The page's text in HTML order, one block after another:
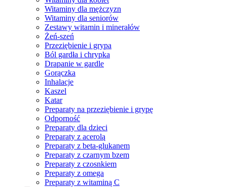
Witaminy dla mężczyzn
Witaminy dla seniorów
Zestawy witamin i minerałów
Żeń-szeń
Przeziębienie i grypa
Ból gardła i chrypka
Drapanie w gardle
Gorączka
Inhalacje
Kaszel
Katar
Preparaty na przeziębienie i grypę
Odporność
Preparaty dla dzieci
Preparaty z acerolą
Preparaty z beta-glukanem
Preparaty z czarnym bzem
Preparaty z czosnkiem
Preparaty z omega
Preparaty z witaminą C